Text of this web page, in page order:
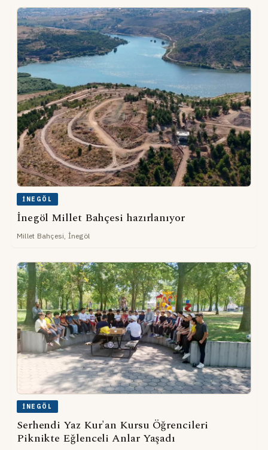
İNEGÖL
İnegöl Millet Bahçesi hazırlanıyor
Millet Bahçesi, İnegöl
İNEGÖL
Serhendi Yaz Kur'an Kursu Öğrencileri
Piknikte Eğlenceli Anlar Yaşadı